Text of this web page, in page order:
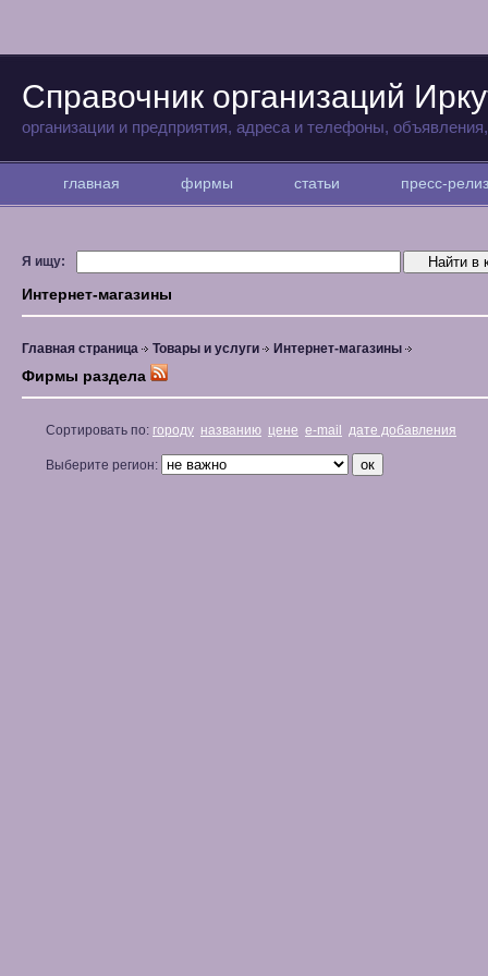
Справочник организаций
организации и предприятия, адреса и телефоны,
главная фирмы статьи пресс-
Я ищу:
Интернет-магазины
Главная страница Товары и услуги Интернет-магазины
Фирмы раздела
Сортировать по: городу названию цене e-mail дате добавления
Выберите регион: